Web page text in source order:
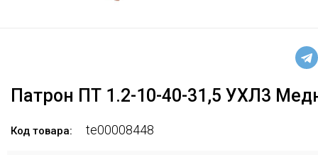
Патрон ПТ 1.2-10-40-31,5 УХЛ3
Код товара: te00008448